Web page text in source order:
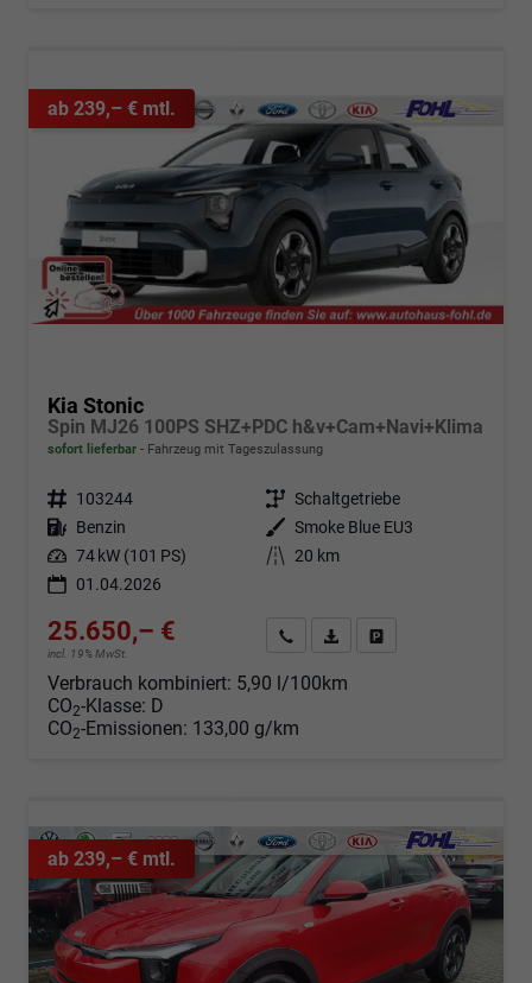
ab 239,– € mtl.
Kia Stonic
Spin MJ26 100PS SHZ+PDC h&v+Cam+Navi+Klima
sofort lieferbar Fahrzeug mit Tageszulassung
Fahrzeugnr. 103244 Getriebe Schaltgetriebe
Kraftstoff Benzin Außenfarbe Smoke Blue EU3
Leistung 74 kW (101 PS) Kilometerstand 20 km
01.04.2026
25.650,– €
incl. 19% MwSt.
Angebot anfordern
Fahrzeugexpose (PDF)
Verbrauch kombiniert: 5,90 l/100km
CO2-Klasse: D
CO2-Emissionen: 133,00 g/km
ab 239,– € mtl.